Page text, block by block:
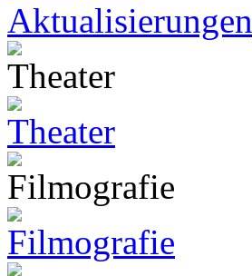
Aktualisierungen